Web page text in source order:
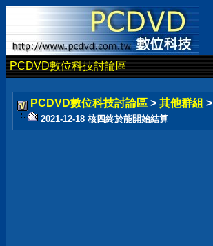
PCDVD數位科技討論區
PCDVD數位科技討論區 > 其他群組 >
2021-12-18 核四終於能開始結算